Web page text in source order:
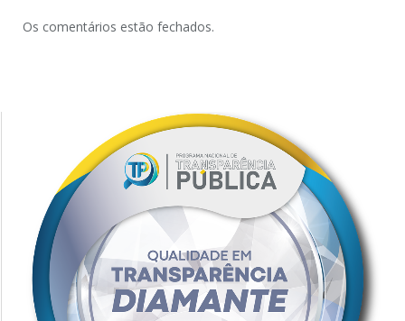
Os comentários estão fechados.